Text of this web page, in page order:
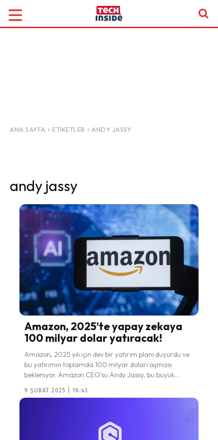
ANA SAYFA ETIKETLER ANDY JASSY
andy jassy
Amazon, 2025’te yapay zekaya
100 milyar dolar yatıracak!
Amazon, 2025 yılı için dev bir yatırım planı duyurdu ve
bu yatırımın toplamda 100 milyar doları aşması
bekleniyor. Amazon CEO’su Andy Jassy, bu büyük...
9 ŞUBAT 2025 | 16:43